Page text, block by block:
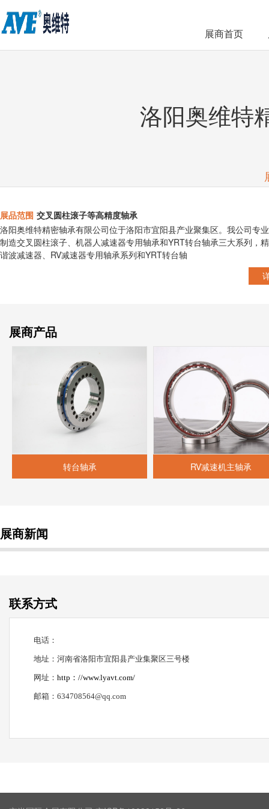
展商首页
洛阳奥维特
展品范围 交叉圆柱滚子等高精度轴承
洛阳奥维特精密轴承有限公司位于洛阳市宜阳县产业聚集区。我公司专
制造交叉圆柱滚子、机器人减速器专用轴承和YRT转台轴承三大系列，
谐波减速器、RV减速器专用轴承系列和YRT转台轴
展商产品
转台轴承 RV减速机主轴承
展商新闻
联系方式
电话：
地址：河南省洛阳市宜阳县产业集聚区三号楼
网址： http ： //www.lyavt.com/
邮箱： 634708564@qq.com